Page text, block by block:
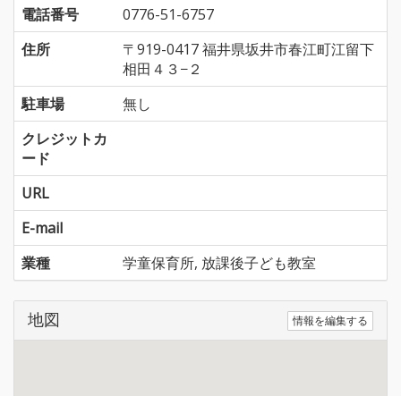
電話番号
0776-51-6757
住所
〒919-0417 福井県坂井市春江町江留下
相田４３−２
駐車場
無し
クレジットカ
ード
URL
E-mail
業種
学童保育所, 放課後子ども教室
地図 情報を編集する